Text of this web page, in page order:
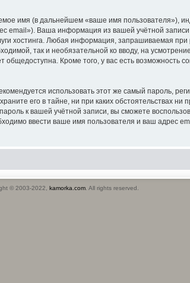
имя (в дальнейшем «ваше имя пользователя»),
email»). Ваша информация из вашей учётной
хостинга. Любая информация, запрашиваемая при
так и необязательной ко вводу, на
Кроме того, у вас есть возможность
использовать этот же самый пароль,
его в тайне, ни при каких обстоятельствах ни
к вашей учётной записи, вы сможете
ввести ваше имя пользователя и ваш адрес
© 2003-2022, kamorka.com. All rights reserved.